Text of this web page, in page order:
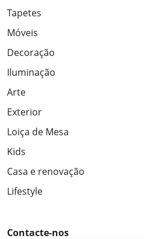
Tapetes
Móveis
Decoração
Iluminação
Arte
Exterior
Loiça de Mesa
Kids
Casa e renovação
Lifestyle
Contacte-nos